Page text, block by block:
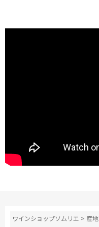
ワインショップソムリエ > 産